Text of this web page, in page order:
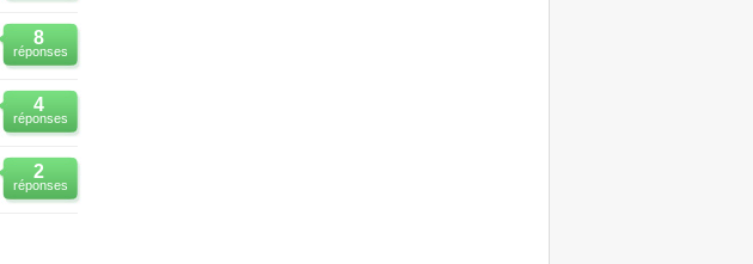
8
réponses
4
réponses
2
réponses